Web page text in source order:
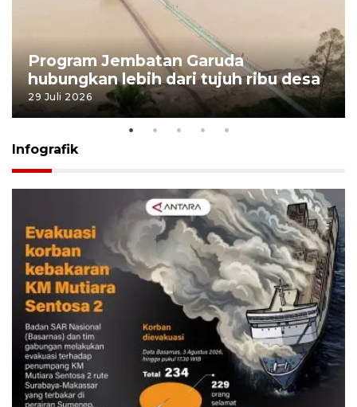
Program Jembatan Garuda
hubungkan lebih dari tujuh ribu desa
29 Juli 2026
Infografik